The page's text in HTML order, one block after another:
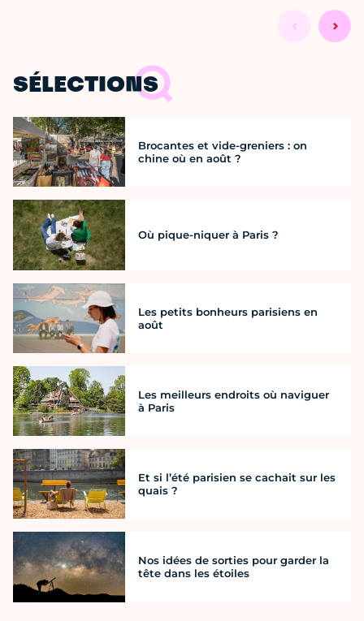
SÉLECTIONS
Brocantes et vide-greniers : on
chine où en août ?
Où pique-niquer à Paris ?
Les petits bonheurs parisiens en
août
Les meilleurs endroits où naviguer
à Paris
Et si l’été parisien se cachait sur les
quais ?
Nos idées de sorties pour garder la
tête dans les étoiles